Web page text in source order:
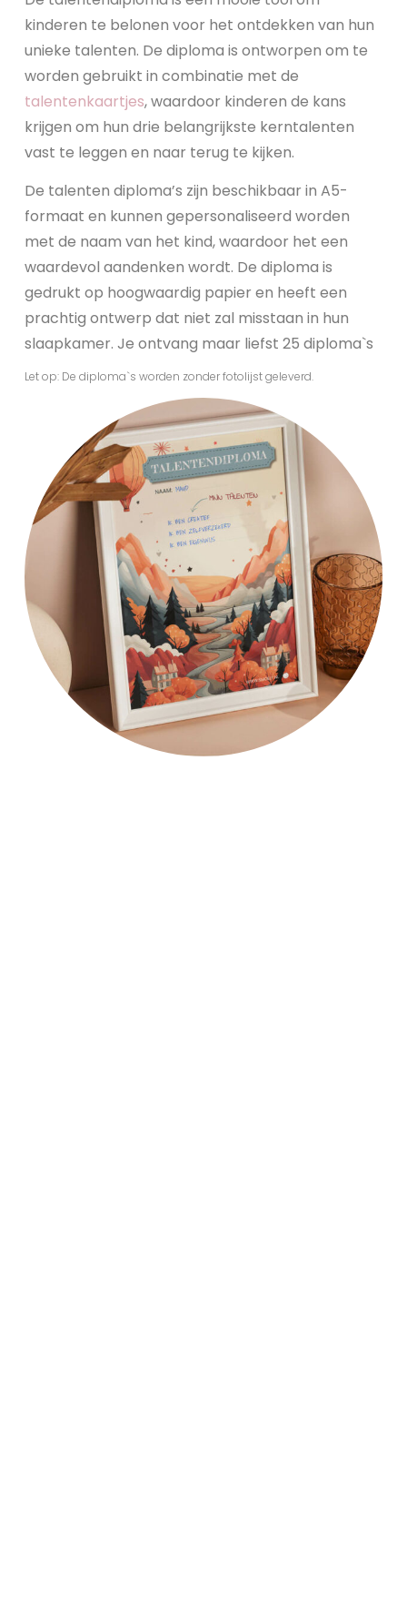
kinderen te belonen voor het ontdekken van hun
unieke talenten. De diploma is ontworpen om te
worden gebruikt in combinatie met de
talentenkaartjes, waardoor kinderen de kans
krijgen om hun drie belangrijkste kerntalenten
vast te leggen en naar terug te kijken.
De talenten diploma’s zijn beschikbaar in A5-
formaat en kunnen gepersonaliseerd worden
met de naam van het kind, waardoor het een
waardevol aandenken wordt. De diploma is
gedrukt op hoogwaardig papier en heeft een
prachtig ontwerp dat niet zal misstaan in hun
slaapkamer. Je ontvang maar liefst 25 diploma`s
Let op: De diploma`s worden zonder fotolijst geleverd.